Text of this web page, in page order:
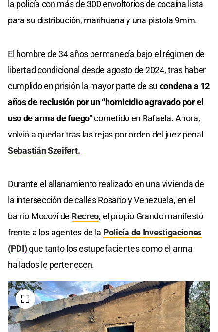
la policía con más de 300 envoltorios de cocaína lista
para su distribución, marihuana y una pistola 9mm.
El hombre de 34 años permanecía bajo el régimen de
libertad condicional desde agosto de 2024, tras haber
cumplido en prisión la mayor parte de su condena a 12
años de reclusión por un “homicidio agravado por el
uso de arma de fuego”cometido en Rafaela. Ahora,
volvió a quedar tras las rejas por orden del juez penal
Sebastián Szeifert.
Durante el allanamiento realizado en una vivienda de
la intersección de calles Rosario y Venezuela, en el
barrio Mocoví de Recreo, el propio Grando manifestó
frente a los agentes de la Policía de Investigaciones
(PDI)que tanto los estupefacientes como el arma
hallados le pertenecen.